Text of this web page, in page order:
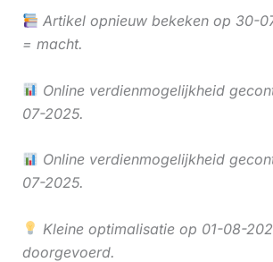
Artikel opnieuw bekeken op 30-
= macht.
Online verdienmogelijkheid
07-2025.
Online verdienmogelijkheid
07-2025.
Kleine optimalisatie op 01-08-
doorgevoerd.